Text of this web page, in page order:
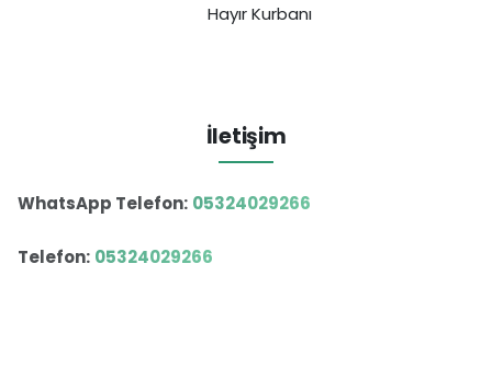
Hayır Kurbanı
İletişim
WhatsApp Telefon: 05324029266
Telefon: 05324029266